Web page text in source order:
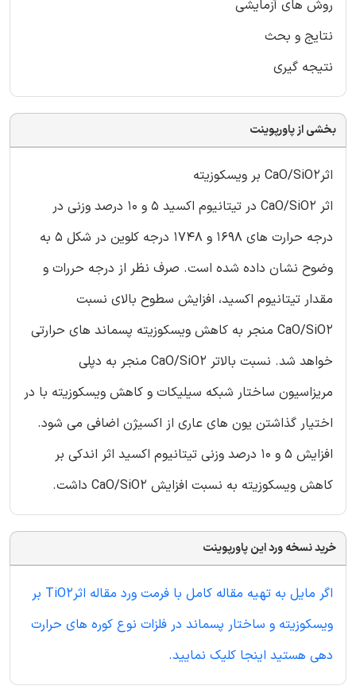
روش های آزمایشی
نتایج و بحث
نتیجه گیری
بخشی از پاورپوینت
اثرCaO/SiO2 بر ویسکوزیته
اثر CaO/SiO2 در تیتانیوم اکسید 5 و 10 درصد وزنی در
درجه حرارت های 1698 و 1748 درجه کلوین در شکل 5 به
وضوح نشان داده شده است. صرف نظر از درجه حررات و
مقدار تیتانیوم اکسید، افزایش سطوح بالای نسبت
CaO/SiO2 منجر به کاهش ویسکوزیته پسماند های حرارتی
خواهد شد. نسبت بالاتر CaO/SiO2 منجر به دپلی
مریزاسیون ساختار شبکه سیلیکات و کاهش ویسکوزیته با در
اختیار گذاشتن یون های عاری از اکسیژن اضافی می شود.
افزایش 5 و 10 درصد وزنی تیتانیوم اکسید اثر اندکی بر
کاهش ویسکوزیته به نسبت افزایش CaO/SiO2 داشت.
خرید نسخه ورد این پاورپوینت
اگر مایل به تهیه مقاله کامل با فرمت ورد مقاله اثرTiO2 بر
ویسکوزیته و ساختار پسماند در فلزات نوع کوره های حرارت
دهی هستید اینجا کلیک نمایید.